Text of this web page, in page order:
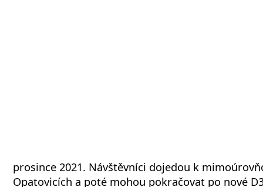
prosince 2021. Návštěvníci dojedou k
Opatovicích a poté mohou pokračovat po nové